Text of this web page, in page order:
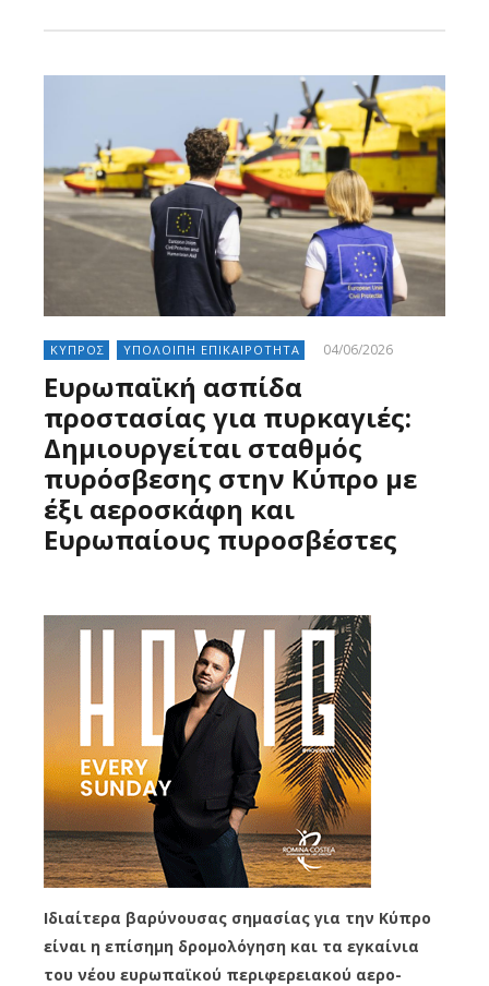
ΚΥΠΡΟΣ ΥΠΟΛΟΙΠΗ ΕΠΙΚΑΙΡΟΤΗΤΑ 04/06/2026
Ευρωπαϊκή ασπίδα
προστασίας για πυρκαγιές:
Δημιουργείται σταθμός
πυρόσβεσης στην Κύπρο με
έξι αεροσκάφη και
Ευρωπαίους πυροσβέστες
Ιδιαίτερα βαρύνουσας σημασίας για την Κύπρο
είναι η επίσημη δρομολόγηση και τα εγκαίνια
του νέου ευρωπαϊκού περιφερειακού αερο-